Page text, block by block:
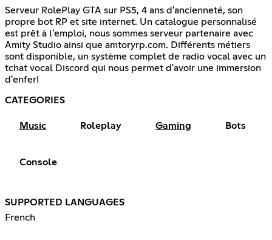
Serveur RolePlay GTA sur PS5, 4 ans d'ancienneté, son
propre bot RP et site internet. Un catalogue personnalisé
est prêt à l'emploi, nous sommes serveur partenaire avec
Amity Studio ainsi que amtoryrp.com. Différents métiers
sont disponible, un système complet de radio vocal avec un
tchat vocal Discord qui nous permet d'avoir une immersion
d'enfer!
CATEGORIES
Music Roleplay Gaming Bots
Console
SUPPORTED LANGUAGES
French